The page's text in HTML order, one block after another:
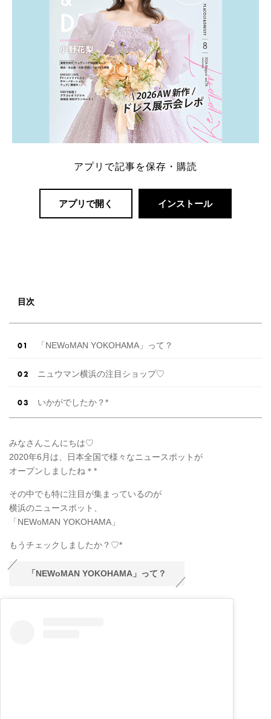
アプリで記事を保存・購読
アプリで開く インストール
目次
「NEWoMAN YOKOHAMA」って？
ニュウマン横浜の注目ショップ♡
いかがでしたか？*
みなさんこんにちは♡
2020年6月は、日本全国で様々なニュースポットが
オープンしましたね＊*
その中でも特に注目が集まっているのが
横浜のニュースポット、
「NEWoMAN YOKOHAMA」
もうチェックしましたか？♡*
「NEWoMAN YOKOHAMA」って？